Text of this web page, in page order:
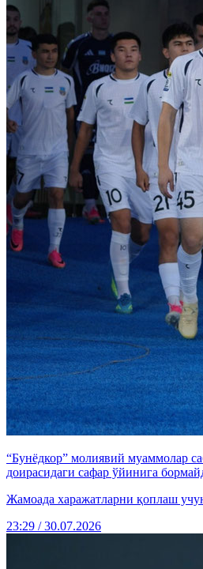
“Бунёдкор” молиявий муаммолар
доирасидаги сафар ўйинига
Жамоада харажатларни қоплаш
23:29 / 30.07.2026